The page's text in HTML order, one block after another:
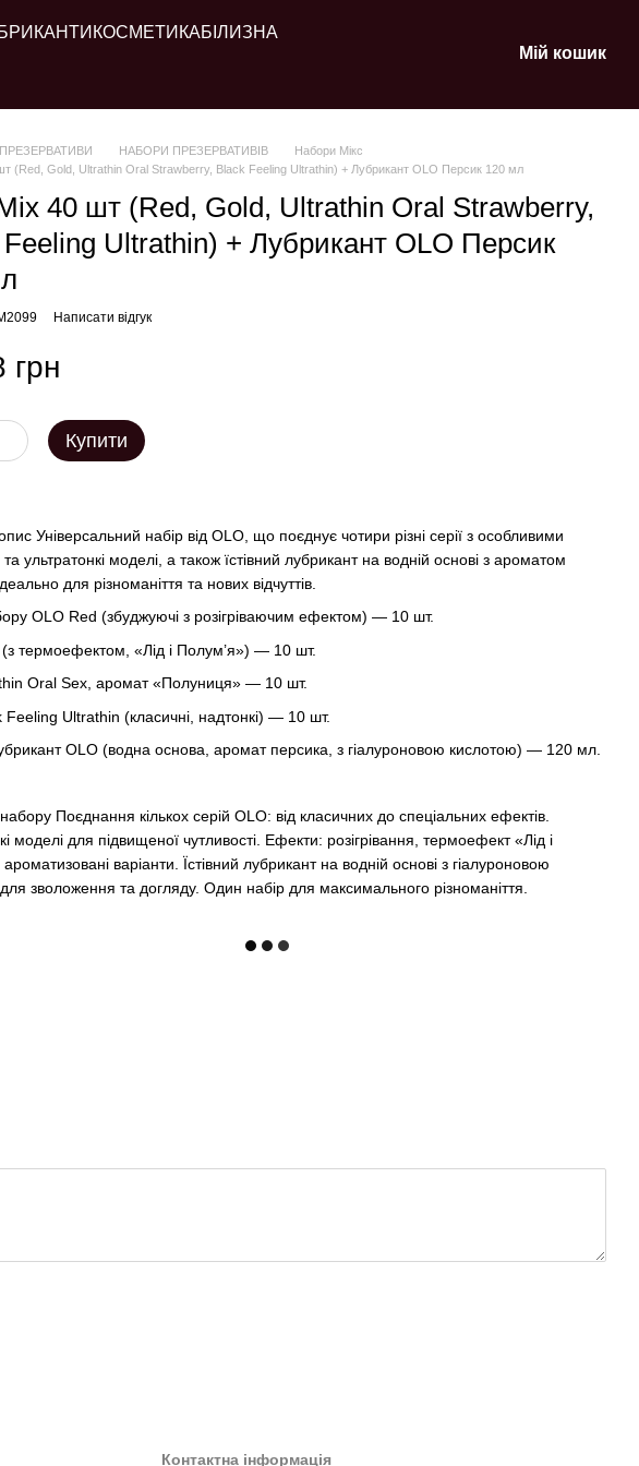
КОСМЕТИКАБІЛИЗНА
Мій кошик
ПРЕЗЕРВАТИВИ НАБОРИ ПРЕЗЕРВАТИВІВ
Набори Мікс
(Red, Gold, Ultrathin Oral Strawberry, Black Feeling Ultrathin) + Лубрикант OLO Персик 120 мл
40 шт (Red, Gold, Ultrathin Oral Strawberry,
Ultrathin) + Лубрикант OLO Персик
Написати відгук
грн
Купити
Універсальний набір від OLO, що поєднує чотири різні серії з особливими
ультратонкі моделі, а також їстівний лубрикант на водній основі з ароматом
для різноманіття та нових відчуттів.
OLO Red (збуджуючі з розігріваючим ефектом) — 10 шт.
термоефектом, «Лід і Полум’я») — 10 шт.
Oral Sex, аромат «Полуниця» — 10 шт.
Feeling Ultrathin (класичні, надтонкі) — 10 шт.
OLO (водна основа, аромат персика, з гіалуроновою кислотою) — 120 мл.
Поєднання кількох серій OLO: від класичних до спеціальних ефектів.
моделі для підвищеної чутливості. Ефекти: розігрівання, термоефект «Лід і
варіанти. Їстівний лубрикант на водній основі з гіалуроновою
зволоження та догляду. Один набір для максимального різноманіття.
Контактна інформація